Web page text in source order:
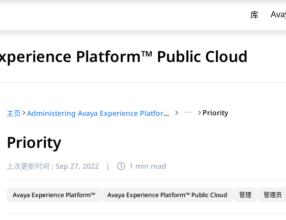
库
Platform™ Public Cloud
主页 Administering Avaya Experience Platform™ Public Cloud ··· Priority
Priority
上次更新时间 : Sep 27, 2022 | 1 min read
Avaya Experience Platform™ Avaya Experience Platform™ Public Cloud 管理 管理员